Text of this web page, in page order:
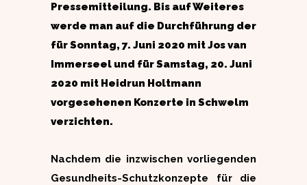
Pressemitteilung. Bis auf Weiteres
werde man auf die Durchführung der
für Sonntag, 7. Juni 2020 mit Jos van
Immerseel und für Samstag, 20. Juni
2020 mit Heidrun Holtmann
vorgesehenen Konzerte in Schwelm
verzichten.
Nachdem die inzwischen vorliegenden
Gesundheits-Schutzkonzepte für die